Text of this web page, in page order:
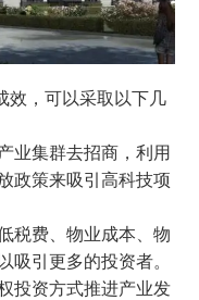
效，可以采取以下几
业集群去招商，利用
政策来吸引高科技项
税费、物业成本、物
吸引更多的投资者。
投资方式推进产业发